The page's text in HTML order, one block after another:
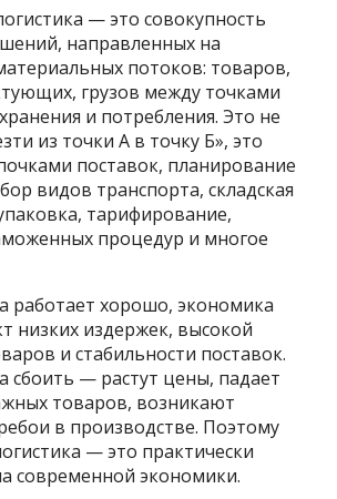
— это совокупность
направленных на
потоков: товаров,
грузов между точками
и потребления. Это не
из точки А в точку Б», это
поставок, планирование
видов транспорта, складская
тарифирование,
процедур и многое
работает хорошо, экономика
низких издержек, высокой
и стабильности поставок.
сбоить — растут цены, падает
товаров, возникают
в производстве. Поэтому
— это практически
современной экономики.